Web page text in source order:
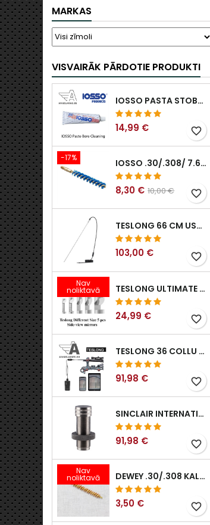
MARKAS
VISVAIRĀK PĀRDOTIE PRODUKTI
IOSSO PASTA STOBRA TĪRĪŠANAI
14,99 € favorite_border
-17% IOSSO .30/.308/ 7.62MM ELIMINATOR BLUE NYFLEX IEROČU URBUMU TĪRĪŠANAS BIRSTES .30/.308/ 7.62MM
8,30 € 10,00 € favorite_border
TESLONG 66 CM USB BOROSKOPS
103,00 € favorite_border
Nav
noliktavā TESLONG ULTIMATE SĀNSKATA ENDOSKOPA SPOGUĻU KOMPLEKTS (5 GAB.)
24,99 € favorite_border
TESLONG 36 COLLU / 92 CM WIFI ELASTĪGS BOROSKOPS IPHONE IPAD ANDRIOD AR WIFI ADAPTERI
91,98 € favorite_border
SINCLAIR INTERNATIONAL II PAAUDZES EKSPANDERI
91,98 € favorite_border
Nav
noliktavā DEWEY .30/.308 KALIBRA BRONZAS ŠAUTENES BIRSTE. B-30 MODELIS
3,50 € favorite_border